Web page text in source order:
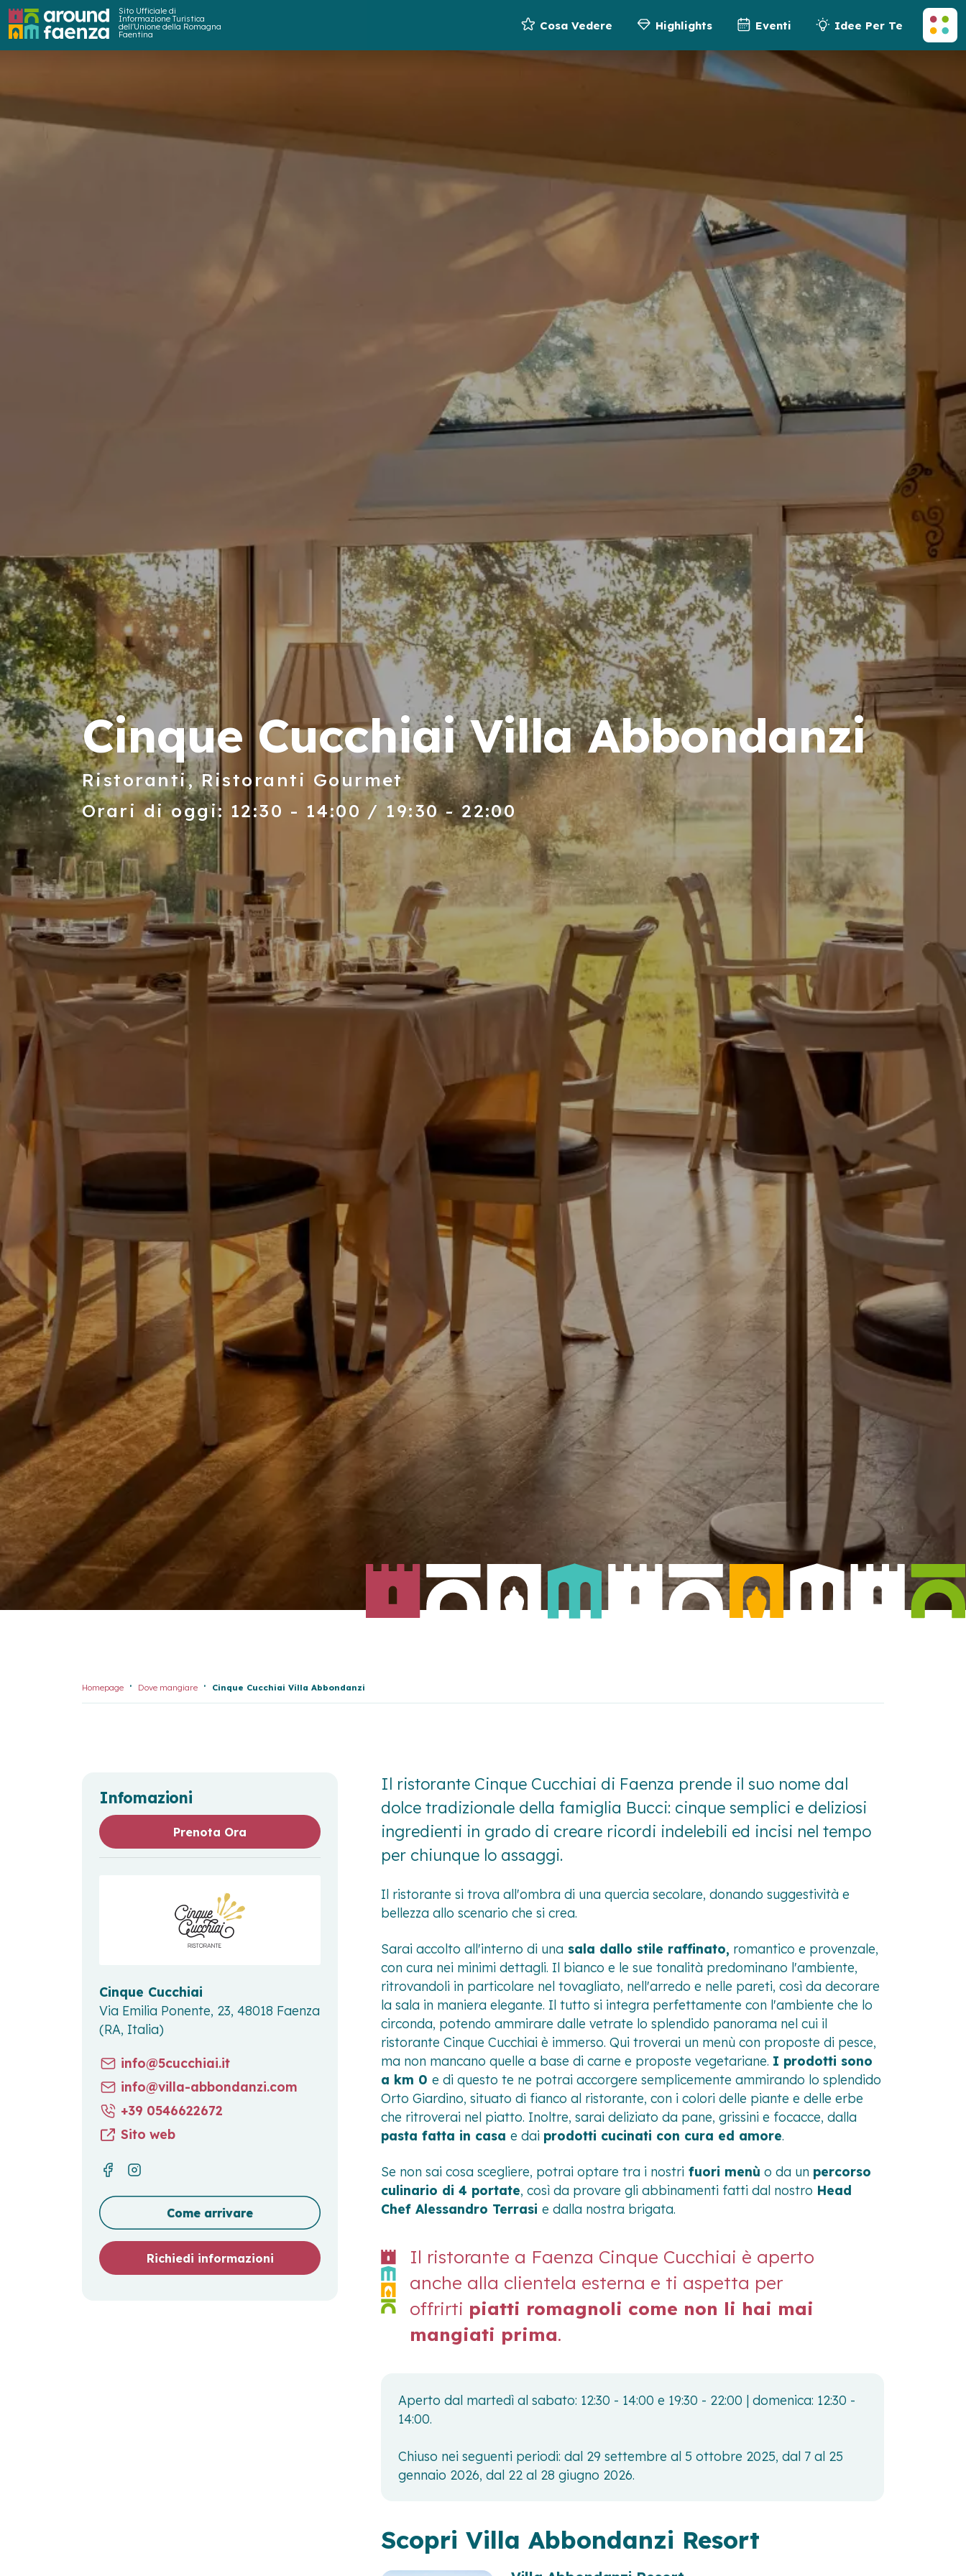
Sito Ufficiale di
Informazione Turistica
dell'Unione della Romagna
Faentina
Cosa Vedere Highlights Eventi Idee Per Te
Cinque Cucchiai Villa Abbondanzi
Ristoranti, Ristoranti Gourmet
Orari di oggi: 12:30 - 14:00 / 19:30 - 22:00
Homepage Dove mangiare Cinque Cucchiai Villa Abbondanzi
Il ristorante Cinque Cucchiai di Faenza prende il suo nome dal
dolce tradizionale della famiglia Bucci: cinque semplici e deliziosi
ingredienti in grado di creare ricordi indelebili ed incisi nel tempo
per chiunque lo assaggi.
Il ristorante si trova all'ombra di una quercia secolare, donando suggestività e
bellezza allo scenario che si crea.
Sarai accolto all'interno di una sala dallo stile raffinato, romantico e provenzale,
con cura nei minimi dettagli. Il bianco e le sue tonalità predominano l'ambiente,
ritrovandoli in particolare nel tovagliato, nell'arredo e nelle pareti, così da decorare
la sala in maniera elegante. Il tutto si integra perfettamente con l'ambiente che lo
circonda, potendo ammirare dalle vetrate lo splendido panorama nel cui il
ristorante Cinque Cucchiai è immerso. Qui troverai un menù con proposte di pesce,
ma non mancano quelle a base di carne e proposte vegetariane. I prodotti sono
a km 0 e di questo te ne potrai accorgere semplicemente ammirando lo splendido
Orto Giardino, situato di fianco al ristorante, con i colori delle piante e delle erbe
che ritroverai nel piatto. Inoltre, sarai deliziato da pane, grissini e focacce, dalla
pasta fatta in casa e dai prodotti cucinati con cura ed amore.
Se non sai cosa scegliere, potrai optare tra i nostri fuori menù o da un percorso
culinario di 4 portate, così da provare gli abbinamenti fatti dal nostro Head
Chef Alessandro Terrasi e dalla nostra brigata.
Il ristorante a Faenza Cinque Cucchiai è aperto
anche alla clientela esterna e ti aspetta per
offrirti piatti romagnoli come non li hai mai
mangiati prima.
Aperto dal martedì al sabato: 12:30 - 14:00 e 19:30 - 22:00 | domenica: 12:30 -
14:00.
Chiuso nei seguenti periodi: dal 29 settembre al 5 ottobre 2025, dal 7 al 25
gennaio 2026, dal 22 al 28 giugno 2026.
Scopri Villa Abbondanzi Resort
Infomazioni
Prenota Ora
Cinque Cucchiai
Via Emilia Ponente, 23, 48018 Faenza
(RA, Italia)
info@5cucchiai.it
info@villa-abbondanzi.com
+39 0546622672
Sito web
Come arrivare
Richiedi informazioni